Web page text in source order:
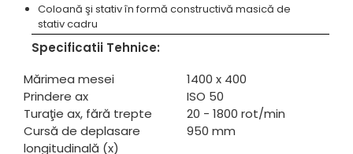
Coloană şi stativ în formă constructivă masică de
stativ cadru
Specificatii Tehnice:
Mărimea mesei
1400 x 400
Prindere ax
ISO 50
Turaţie ax, fără trepte
20 - 1800 rot/min
Cursă de deplasare
longitudinală (x)
950 mm